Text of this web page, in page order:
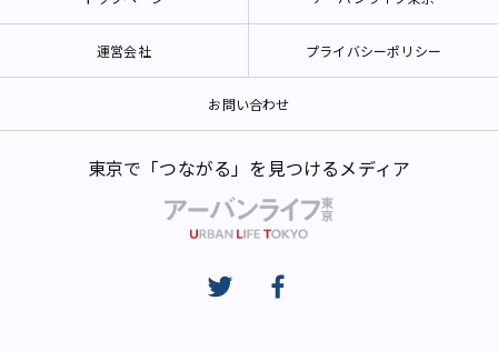
運営会社 プライバシーポリシー
お問い合わせ
東京で「つながる」を見つけるメディア